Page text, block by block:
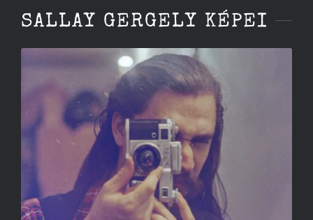
SALLAY GERGELY KÉPEI
ÖNARCKÉP KIEV MÖGÖTT
SALLAY GERGELY